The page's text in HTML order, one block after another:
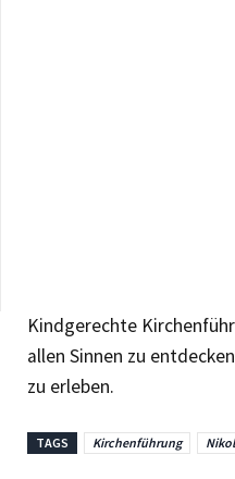
Kindgerechte
allen Sinnen zu
zu erleben.
TAGS Kirchenführung